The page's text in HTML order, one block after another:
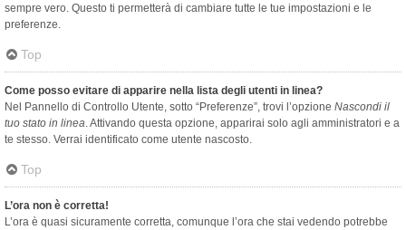
sempre vero. Questo ti permetterà di cambiare tutte le tue impostazioni e le
preferenze.
Top
Come posso evitare di apparire nella lista degli utenti in linea?
Nel Pannello di Controllo Utente, sotto “Preferenze”, trovi l’opzione Nascondi il
tuo stato in linea. Attivando questa opzione, apparirai solo agli amministratori e a
te stesso. Verrai identificato come utente nascosto.
Top
L’ora non è corretta!
L’ora è quasi sicuramente corretta, comunque l’ora che stai vedendo potrebbe